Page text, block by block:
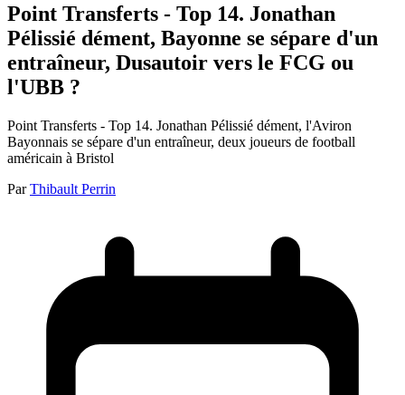
Point Transferts - Top 14. Jonathan
Pélissié dément, Bayonne se sépare d'un
entraîneur, Dusautoir vers le FCG ou
l'UBB ?
Point Transferts - Top 14. Jonathan Pélissié dément, l'Aviron
Bayonnais se sépare d'un entraîneur, deux joueurs de football
américain à Bristol
Par Thibault Perrin